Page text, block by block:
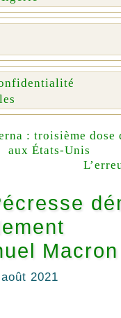
: troisième dose
aux États-Unis
2021